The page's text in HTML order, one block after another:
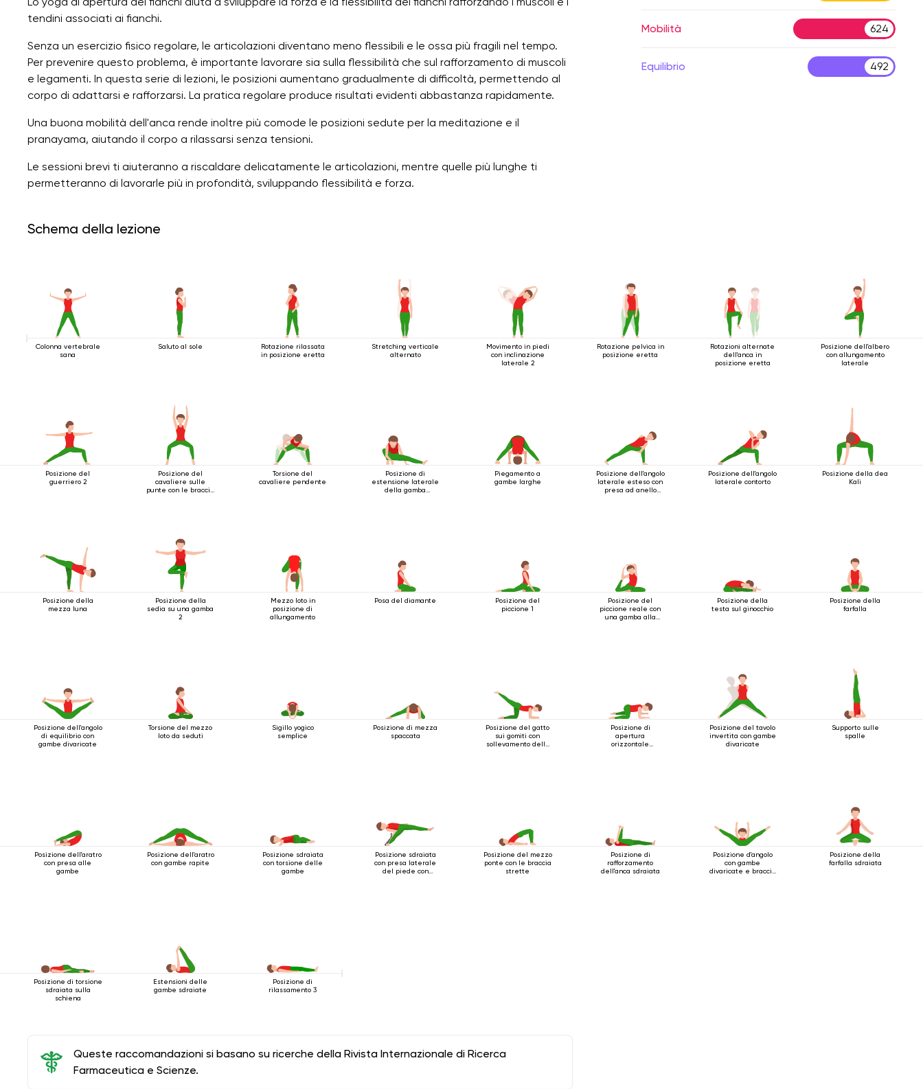
tendini associati ai fianchi.
Senza un esercizio fisico regolare, le articolazioni diventano meno flessibili e le ossa più fragili nel tempo.
Per prevenire questo problema, è importante lavorare sia sulla flessibilità che sul rafforzamento di muscoli
e legamenti. In questa serie di lezioni, le posizioni aumentano gradualmente di difficoltà, permettendo al
corpo di adattarsi e rafforzarsi. La pratica regolare produce risultati evidenti abbastanza rapidamente.
Una buona mobilità dell'anca rende inoltre più comode le posizioni sedute per la meditazione e il
pranayama, aiutando il corpo a rilassarsi senza tensioni.
Le sessioni brevi ti aiuteranno a riscaldare delicatamente le articolazioni, mentre quelle più lunghe ti
permetteranno di lavorarle più in profondità, sviluppando flessibilità e forza.
Mobilità 624
Equilibrio 492
Schema della lezione
Colonna vertebrale
sana
Saluto al sole
Rotazione rilassata
in posizione eretta
Stretching verticale
alternato
Movimento in piedi
con inclinazione
laterale 2
Rotazione pelvica in
posizione eretta
Rotazioni alternate
dell'anca in
posizione eretta
Posizione dell'albero
con allungamento
laterale
Posizione del
guerriero 2
Posizione del
cavaliere sulle
punte con le braccia
Torsione del
cavaliere pendente
Posizione di
estensione laterale
della gamba
Piegamento a
gambe larghe
Posizione dell'angolo
laterale esteso con
presa ad anello
Posizione dell'angolo
laterale contorto
Posizione della dea
Kali
Posizione della
mezza luna
Posizione della
sedia su una gamba
2
Mezzo loto in
posizione di
allungamento
Posa del diamante
Posizione del
piccione 1
Posizione del
piccione reale con
una gamba alla
Posizione della
testa sul ginocchio
Posizione della
farfalla
Posizione dell'angolo
di equilibrio con
gambe divaricate
Torsione del mezzo
loto da seduti
Sigillo yogico
semplice
Posizione di mezza
spaccata
Posizione del gatto
sui gomiti con
sollevamento della
Posizione di
apertura
orizzontale
Posizione del tavolo
invertita con gambe
divaricate
Supporto sulle
spalle
Posizione dell'aratro
con presa alle
gambe
Posizione dell'aratro
con gambe rapite
Posizione sdraiata
con torsione delle
gambe
Posizione sdraiata
con presa laterale
del piede con
Posizione del mezzo
ponte con le braccia
strette
Posizione di
rafforzamento
dell'anca sdraiata
Posizione d'angolo
con gambe
divaricate e braccia
Posizione della
farfalla sdraiata
Posizione di torsione
sdraiata sulla
schiena
Estensioni delle
gambe sdraiate
Posizione di
rilassamento 3
Queste raccomandazioni si basano su ricerche della Rivista Internazionale di Ricerca
Farmaceutica e Scienze.